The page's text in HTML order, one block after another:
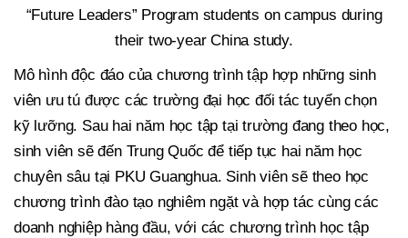
“Future Leaders” Program students on campus during
their two-year China study.
Mô hình độc đáo của chương trình tập hợp những sinh
viên ưu tú được các trường đại học đối tác tuyển chọn
kỹ lưỡng. Sau hai năm học tập tại trường đang theo học,
sinh viên sẽ đến Trung Quốc để tiếp tục hai năm học
chuyên sâu tại PKU Guanghua. Sinh viên sẽ theo học
chương trình đào tạo nghiêm ngặt và hợp tác cùng các
doanh nghiệp hàng đầu, với các chương trình học tập